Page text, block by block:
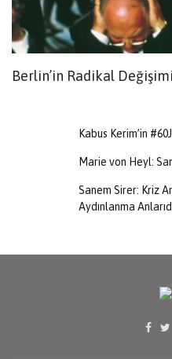
Berlin’in Radikal
Kabus Kerim’in
Marie von Heyl:
Sanem Sirer: Kriz
Aydınlanma